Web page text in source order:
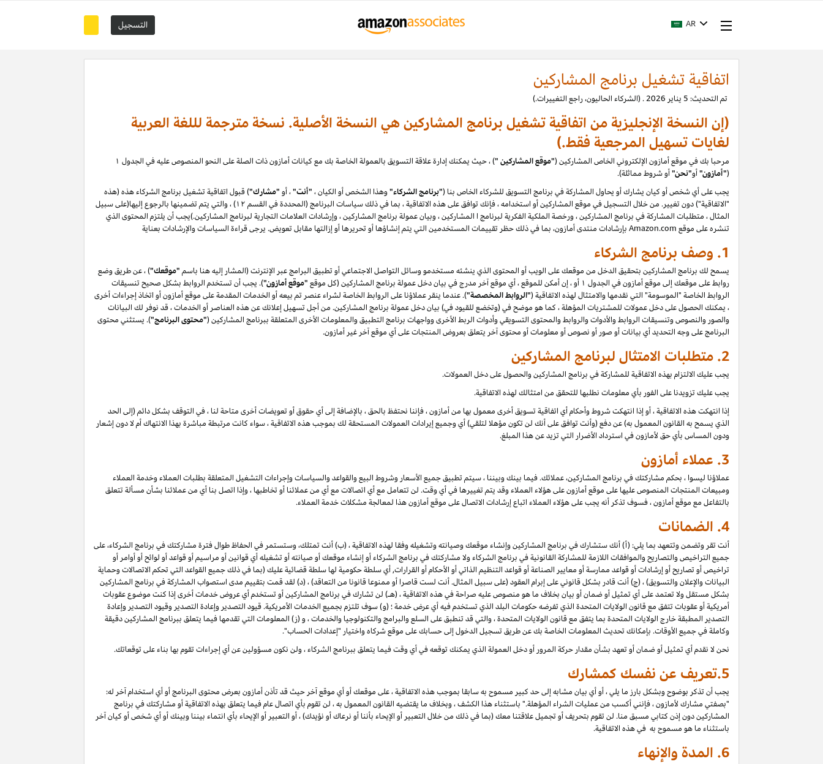
التسجيل AR
اتفاقية تشغيل برنامج المشاركين
تم التحديث: 5 يناير 2026 . (الشركاء الحاليون، راجع التغييرات.)
(إن النسخة الإنجليزية من اتفاقية تشغيل برنامج المشاركين هي النسخة الأصلية. نسخة مترجمة لللغة العربية
لغايات تسهيل المرجعية فقط.)
مرحبا بك في موقع أمازون الإلكتروني الخاص المشاركين ("موقع المشاركين "
) ، حيث يمكنك إدارة علاقة التسويق بالعمولة الخاصة بك مع كيانات أمازون ذات الصلة على النحو المنصوص عليه في الجدول ۱
(
"أمازون"أو"نحن"أو شروط مماثلة).
يجب على أي شخص أو كيان يشارك أو يحاول المشاركة في برنامج التسويق للشركاء الخاص بنا ("برنامج الشركاء"وهذا الشخص أو الكيان ، "أنت"، أو "مشارك") قبول اتفاقية تشغيل برنامج الشركاء هذه (هذه
"الاتفاقية") دون تغيير. من خلال التسجيل في موقع المشاركين أو استخدامه ، فإنك توافق على هذه الاتفاقية ، بما في ذلك سياسات البرنامج (المحددة في القسم ۱۲) ، والتي يتم تضمينها بالرجوع إليها(على سبيل
المثال ، متطلبات المشاركة في برنامج المشاركين ، ورخصة الملكية الفكرية لبرنامج ا المشاركين ، وبيان عمولة برنامج المشاركين ، وإرشادات العلامات التجارية لبرنامج المشاركين.)يجب أن يلتزم المحتوى الذي
تنشره على موقع Amazon.com بإرشادات منتدى أمازون، بما في ذلك حظر تقييمات المستخدمين التي يتم إنشاؤها أو تحريرها أو إزالتها مقابل تعويض. يرجى قراءة السياسات والإرشادات بعناية
1. وصف برنامج الشركاء
يسمح لك برنامج المشاركين بتحقيق الدخل من موقعك على الويب أو المحتوى الذي ينشئه مستخدمو وسائل التواصل الاجتماعي أو تطبيق البرامج عبر الإنترنت (المشار إليه هنا باسم "موقعك") ، عن طريق وضع
روابط على موقعك إلى موقع أمازون في الجدول ۱ أو ، إن أمكن للموقع ، أي موقع آخر مدرج في بيان دخل عمولة برنامج المشاركين (كل موقع
"موقع أمازون"). يجب أن تستخدم الروابط بشكل صحيح تنسيقات
الروابط الخاصة "الموسومة" التي نقدمها والامتثال لهذه الاتفاقية ("الروابط المخصصة"). عندما ينقر عملاؤنا على الروابط الخاصة لشراء عنصر تم بيعه أو الخدمات المقدمة على موقع أمازون أو اتخاذ إجراءات أخرى
، يمكنك الحصول على دخل عمولات للمشتريات المؤهلة ، كما هو موضح في (وتخضع للقيود في) بيان دخل عمولة برنامج المشاركين. من أجل تسهيل إعلانك عن هذه العناصر أو الخدمات ، قد نوفر لك البيانات
والصور والنصوص وتنسيقات الروابط والأدوات والروابط والمحتوى التسويقي وأدوات الربط الأخرى وواجهات برنامج التطبيق والمعلومات الأخرى المتعلقة ببرنامج المشاركين ("محتوى البرنامج"). يستثني محتوى
البرنامج على وجه التحديد أي بيانات أو صور أو نصوص أو معلومات أو محتوى آخر يتعلق بعروض المنتجات على أي موقع آخر غير أمازون.
2. متطلبات الامتثال لبرنامج المشاركين
يجب عليك الالتزام بهذه الاتفاقية للمشاركة في برنامج المشاركين والحصول على دخل العمولات.
يجب عليك تزويدنا على الفور بأي معلومات نطلبها للتحقق من امتثالك لهذه الاتفاقية.
إذا انتهكت هذه الاتفاقية ، أو إذا انتهكت شروط وأحكام أي اتفاقية تسويق أخرى معمول بها من أمازون ، فإننا نحتفظ بالحق ، بالإضافة إلى أي حقوق أو تعويضات أخرى متاحة لنا ، في التوقف بشكل دائم (إلى الحد
الذي يسمح به القانون المعمول به) عن دفع (وأنت توافق على أنك لن تكون مؤهلا لتلقي) أي وجميع إيرادات العمولات المستحقة لك بموجب هذه الاتفاقية ، سواء كانت مرتبطة مباشرة بهذا الانتهاك أم لا دون إشعار
ودون المساس بأي حق لأمازون في استرداد الأضرار التي تزيد عن هذا المبلغ.
3. عملاء أمازون
عملاؤنا ليسوا ، بحكم مشاركتك في برنامج المشاركين، عملائك. فيما بينك وبيننا ، سيتم تطبيق جميع الأسعار وشروط البيع والقواعد والسياسات وإجراءات التشغيل المتعلقة بطلبات العملاء وخدمة العملاء
ومبيعات المنتجات المنصوص عليها على موقع أمازون على هؤلاء العملاء وقد يتم تغييرها في أي وقت. لن تتعامل مع أي اتصالات مع أي من عملائنا أو تخاطبها ، وإذا اتصل بنا أي من عملائنا بشأن مسألة تتعلق
بالتفاعل مع موقع أمازون ، فسوف تذكر أنه يجب على هؤلاء العملاء اتباع إرشادات الاتصال على موقع أمازون هذا لمعالجة مشكلات خدمة العملاء.
4. الضمانات
أنت تقر وتضمن وتتعهد بما يلي: (أ) أنك ستشارك في برنامج المشاركين وإنشاء موقعك وصيانته وتشغيله وفقا لهذه الاتفاقية ، (ب) أنت تمتلك، وستستمر في الحفاظ طوال فترة مشاركتك في برنامج الشركاء، على
جميع التراخيص والتصاريح والموافقات اللازمة للمشاركة القانونية في برنامج الشركاء ولا مشاركتك في برنامج الشركاء أو إنشاء موقعك أو صيانته أو تشغيله أي قوانين أو مراسيم أو قواعد أو لوائح أو أوامر أو
تراخيص أو تصاريح أو إرشادات أو قواعد ممارسة أو معايير الصناعة أو قواعد التنظيم الذاتي أو الأحكام أو القرارات, أي سلطة حكومية لها سلطة قضائية عليك (بما في ذلك جميع القواعد التي تحكم الاتصالات وحماية
البيانات والإعلان والتسويق) ، (ج) أنت قادر بشكل قانوني على إبرام العقود (على سبيل المثال. أنت لست قاصرا أو ممنوعا قانونا من التعاقد) ، (د) لقد قمت بتقييم مدى استصواب المشاركة في برنامج المشاركين
بشكل مستقل ولا تعتمد على أي تمثيل أو ضمان أو بيان بخلاف ما هو منصوص عليه صراحة في هذه الاتفاقية ، (هـ) لن تشارك في برنامج المشاركين أو تستخدم أي عروض خدمات أخرى إذا كنت موضوع عقوبات
أمريكية أو عقوبات تتفق مع قانون الولايات المتحدة الذي تفرضه حكومات البلد الذي تستخدم فيه أي عرض خدمة ؛ (و) سوف تلتزم بجميع الخدمات الأمريكية. قيود التصدير وإعادة التصدير وقيود التصدير وإعادة
التصدير المطبقة خارج الولايات المتحدة بما يتفق مع قانون الولايات المتحدة ، والتي قد تنطبق على السلع والبرامج والتكنولوجيا والخدمات ، و (ز) المعلومات التي تقدمها فيما يتعلق ببرنامج المشاركين دقيقة
وكاملة في جميع الأوقات. بإمكانك تحديث المعلومات الخاصة بك عن طريق تسجيل الدخول إلى حسابك على موقع شركاه واختيار "إعدادات الحساب".
نحن لا نقدم أي تمثيل أو ضمان أو تعهد بشأن مقدار حركة المرور أو دخل العمولة الذي يمكنك توقعه في أي وقت فيما يتعلق ببرنامج الشركاء ، ولن نكون مسؤولين عن أي إجراءات تقوم بها بناء على توقعاتك.
5. تعريف عن نفسك كمشارك
يجب أن تذكر بوضوح وبشكل بارز ما يلي ، أو أي بيان مشابه إلى حد كبير مسموح به سابقا بموجب هذه الاتفاقية ، على موقعك أو أي موقع آخر حيث قد تأذن أمازون بعرض محتوى البرنامج أو أي استخدام آخر له:
"بصفتي مشارك لأمازون ، فإنني أكسب من عمليات الشراء المؤهلة." باستثناء هذا الكشف ، وبخلاف ما يقتضيه القانون المعمول به ، لن تقوم بأي اتصال عام فيما يتعلق بهذه الاتفاقية أو مشاركتك في برنامج
المشاركين دون إذن كتابي مسبق منا. لن تقوم بتحريف أو تجميل علاقتنا معك (بما في ذلك من خلال التعبير أو الإيحاء بأننا أو نرعاك أو نؤيدك) ، أو التعبير أو الإيحاء بأي انتماء بيننا وبينك أو أي شخص أو كيان آخر
باستثناء ما هو مسموح به في هذه الاتفاقية.
6. المدة والإنهاء